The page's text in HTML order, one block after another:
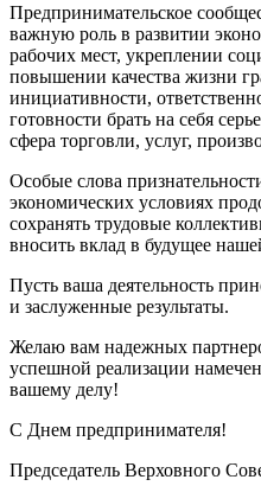
Предпринимательское
важную роль в развитии
рабочих мест, укреплении
повышении качества жизни
инициативности,
готовности брать на себя
сфера торговли, услуг,
Особые слова
экономических условиях
сохранять трудовые
вносить вклад в будущее
Пусть ваша деятельность
и заслуженные результаты.
Желаю вам надежных
успешной реализации
вашему делу!
С Днем предпринимателя!
Председатель Верховного